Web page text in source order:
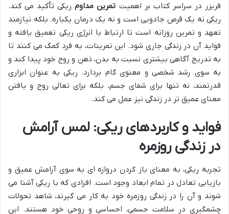
فریزر در سراسر کتاب بر اهمیت تمرین مداومریکی تأکید می کند.
ریکی نه یک قرص جادویی است و نه یک درمان یکباره. بلکه نیازمند
تعهد و تمرین روزانه است تا ارتباط با انرژی ریکی تعمیق یافته و
فواید آن در زندگی جاری شود. این تمرینات، به فرد کمک می کنند تا
به تدریج آگاهی بیشتری نسبت به بدن، ذهن و روح خود پیدا کند و
به سوی رشد شخصی و معنوی گام بردارد. ریکی به عنوان ابزاری
قدرتمند، نه تنها برای شفای جسم، بلکه برای تعالی روح و یافتن
معنای عمیق تر در زندگی نیز عمل می کند.
فواید و کاربردهای ریکی: لمس آرامش
در زندگی روزمره
تجربه ریکی، به معنای باز کردن دروازه ای به سوی آرامش عمیق و
بازیابی تعادل در تمام ابعاد وجود است. افرادی که با ریکی آشنا می
شوند و آن را در زندگی روزمره خود به کار می گیرند، شاهد تحولات
چشمگیری در سلامت جسمی، احساسی و روحی خود هستند. این